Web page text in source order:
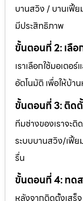
บานสวิง / บานเฟี้ย
มีประสิทธิภาพ
ขั้นตอนที่ 2: เลื
เราเลือกใช้มอเต
อัตโนมัติ เพื่อให้บ้า
ขั้นตอนที่ 3: ติดตั้
ทีมช่างของเราจะ
ระบบบานสวิง/เฟี้ย
รื่น
ขั้นตอนที่ 4: ทด
หลังจากติดตั้งเสร็